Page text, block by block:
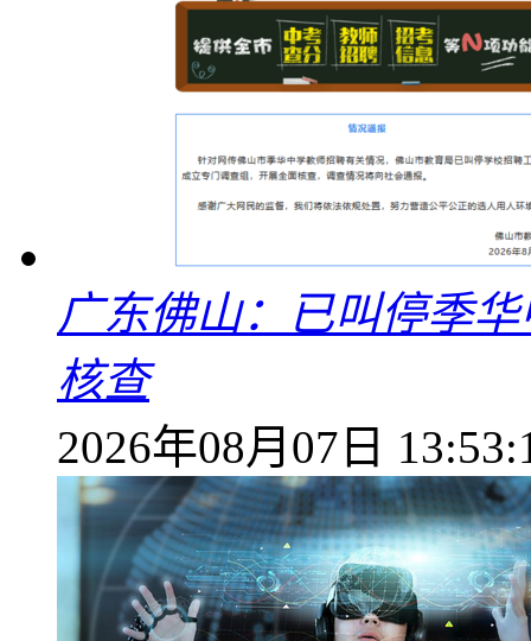
广东佛山：已叫停季
核查
2026年08月07日